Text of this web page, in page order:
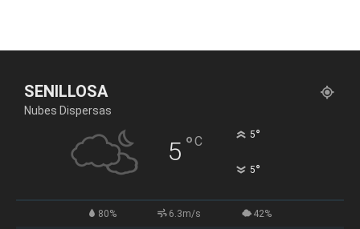
SENILLOSA
Nubes Dispersas
5 °C 5°
5°
80% 6.3m/s 42%